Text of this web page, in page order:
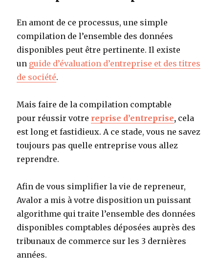
En amont de ce processus, une simple
compilation de l’ensemble des données
disponibles peut être pertinente. Il existe
un guide d’évaluation d’entreprise et des titres
de société.
Mais faire de la compilation comptable
pour réussir votre reprise d’entreprise, cela
est long et fastidieux. A ce stade, vous ne savez
toujours pas quelle entreprise vous allez
reprendre.
Afin de vous simplifier la vie de repreneur,
Avalor a mis à votre disposition un puissant
algorithme qui traite l’ensemble des données
disponibles comptables déposées auprès des
tribunaux de commerce sur les 3 dernières
années.